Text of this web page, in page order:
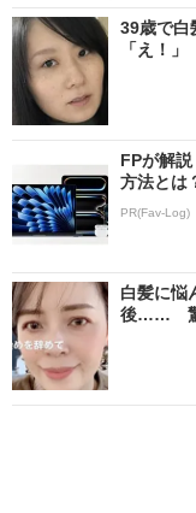
39歳で
「え！
FPが解
方法とは
PR(Fav-Log)
白髪に悩
後…… 驚